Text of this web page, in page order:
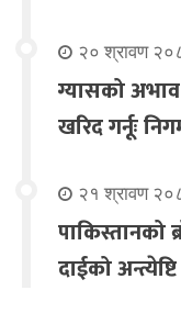
२० श्रावण
ग्यासको
खरिद गर्नूः
२१ श्रावण
पाकिस्तानको
दाईको